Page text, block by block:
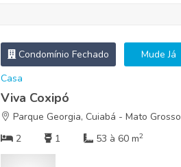
Condomínio Fechado Mude Já
Casa
Viva Coxipó
Parque Georgia, Cuiabá - Mato Grosso
2
1 53 à 60 m2